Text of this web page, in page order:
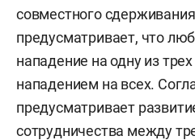
совместного
предусматривает, что
нападение на одну из
нападением на всех.
предусматривает
сотрудничества между